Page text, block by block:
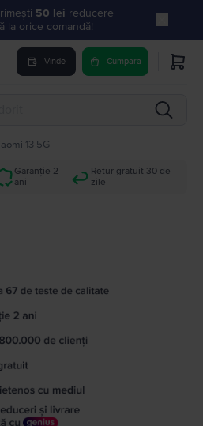
50 lei reducere
la orice comandă!
Vinde Cumpara
13 5G
Garanție 2
ani
Retur gratuit 30 de
zile